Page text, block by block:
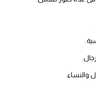
والنساء.